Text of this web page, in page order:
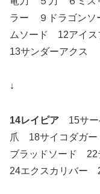
ラー ９ドラゴン
ムソード 12アイ
13サンダーアクス
↓
14レイピア 15サー
爪 18サイコダガ
ブラッドソード
24エクスカリバ